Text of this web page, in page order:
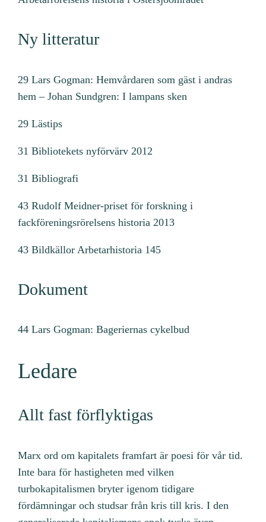
Ny litteratur
29 Lars Gogman: Hemvårdaren som gäst i andras
hem – Johan Sundgren: I lampans sken
29 Lästips
31 Bibliotekets nyförvärv 2012
31 Bibliografi
43 Rudolf Meidner-priset för forskning i
fackföreningsrörelsens historia 2013
43 Bildkällor Arbetarhistoria 145
Dokument
44 Lars Gogman: Bageriernas cykelbud
Ledare
Allt fast förflyktigas
Marx ord om kapitalets framfart är poesi för vår tid.
Inte bara för hastigheten med vilken
turbokapitalismen bryter igenom tidigare
fördämningar och studsar från kris till kris. I den